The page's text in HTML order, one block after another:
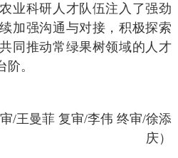
业科研人才队伍注入了强劲
加强沟通与对接，积极探索
同推动常绿果树领域的人才
。
/王曼菲 复审/李伟 终审/徐添
庆）